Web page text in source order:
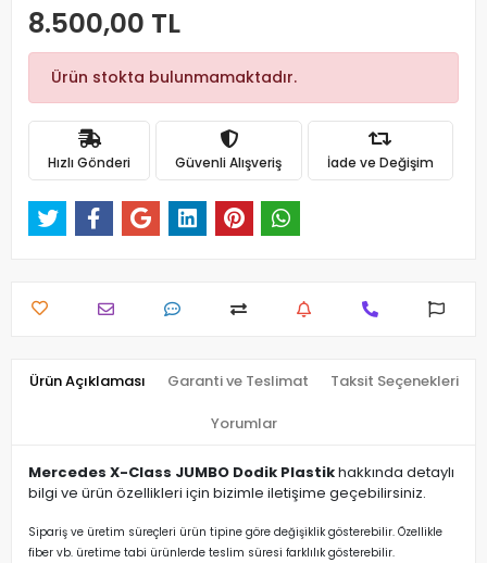
8.500,00 TL
Ürün stokta bulunmamaktadır.
Hızlı Gönderi Güvenli Alışveriş İade ve Değişim
Ürün Açıklaması Garanti ve Teslimat Taksit Seçenekleri
Yorumlar
Mercedes X-Class JUMBO Dodik Plastikhakkında detaylı
bilgi ve ürün özellikleri için bizimle iletişime geçebilirsiniz.
Sipariş ve üretim süreçleri ürün tipine göre değişiklik gösterebilir. Özellikle
fiber vb. üretime tabi ürünlerde teslim süresi farklılık gösterebilir.